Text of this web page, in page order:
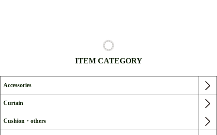
ITEM CATEGORY
Accessories
Curtain
Cushion・others